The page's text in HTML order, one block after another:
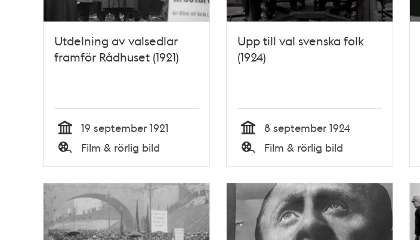
Utdelning av valsedlar
framför Rådhuset (1921)
Tid
19 september 1921
Film & rörlig bild
Upp till val svenska folk
(1924)
Tid
8 september 1924
Film & rörlig bild